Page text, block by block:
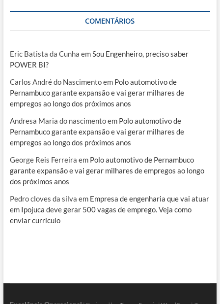
COMENTÁRIOS
Eric Batista da Cunha emSou Engenheiro, preciso saber
POWER BI?
Carlos André do Nascimentoem Polo automotivo de
Pernambuco garante expansão e vai gerar milhares de
empregos ao longo dos próximos anos
Andresa Maria do nascimentoem Polo automotivo de
Pernambuco garante expansão e vai gerar milhares de
empregos ao longo dos próximos anos
George Reis Ferreira em Polo automotivo de Pernambuco
garante expansão e vai gerar milhares de empregos ao longo
dos próximos anos
Pedro cloves da silva em Empresa de engenharia que vai atuar
em Ipojuca deve gerar 500 vagas de emprego. Veja como
enviar currículo